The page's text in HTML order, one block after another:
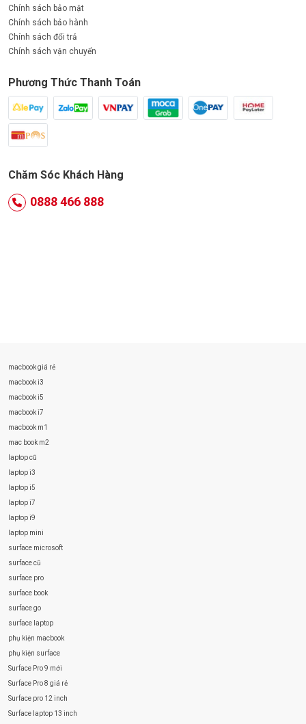
Chính sách bảo mật
Chính sách bảo hành
Chính sách đổi trả
Chính sách vận chuyển
Phương Thức Thanh Toán
Chăm Sóc Khách Hàng
0888 466 888
macbook giá rẻ
macbook i3
macbook i5
macbook i7
macbook m1
mac book m2
laptop cũ
laptop i3
laptop i5
laptop i7
laptop i9
laptop mini
surface microsoft
surface cũ
surface pro
surface book
surface go
surface laptop
phụ kiện macbook
phụ kiện surface
Surface Pro 9 mới
Surface Pro 8 giá rẻ
Surface pro 12 inch
Surface laptop 13 inch